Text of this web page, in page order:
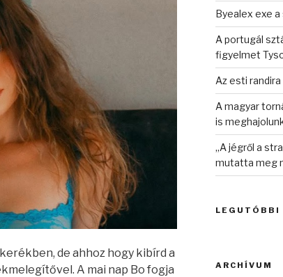
de ahhoz hogy kibírd a
A mai nap Bo fogja
Byealex exe
A portugál
figyelmet
Az esti
A magyar
is
„A jégről a
mutatta meg
LEGUTÓBBI
ARCHÍVUM